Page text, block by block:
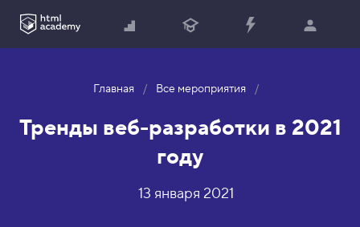
Главная Все мероприятия
Тренды веб-разработки в 2021
году
13 января 2021